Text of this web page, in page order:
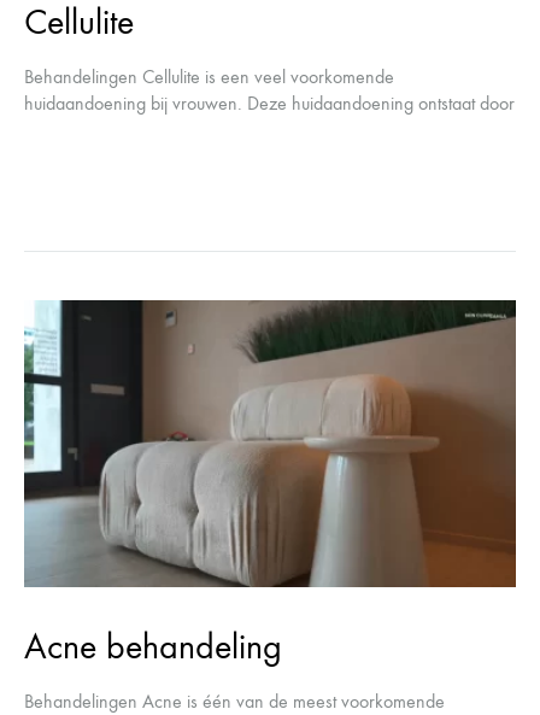
Cellulite
Behandelingen Cellulite is een veel voorkomende
huidaandoening bij vrouwen. Deze huidaandoening ontstaat door
Acne behandeling
Behandelingen Acne is één van de meest voorkomende